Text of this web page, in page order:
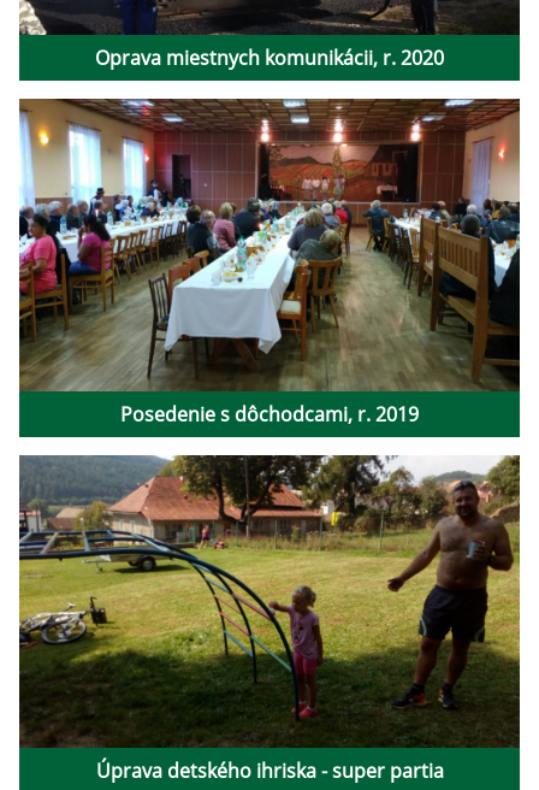
Oprava miestnych komunikácii, r. 2020
Posedenie s dôchodcami, r. 2019
Úprava detského ihriska - super partia